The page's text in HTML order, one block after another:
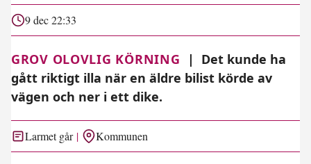
9 dec 22:33
GROV OLOVLIG KÖRNING |
Det kunde ha
gått riktigt illa när en äldre bilist körde av
vägen och ner i ett dike.
Larmet går Kommunen